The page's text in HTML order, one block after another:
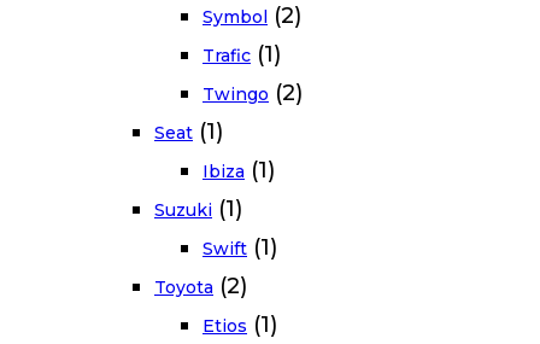
Symbol (2)
Trafic (1)
Twingo (2)
Seat (1)
Ibiza (1)
Suzuki (1)
Swift (1)
Toyota (2)
Etios (1)